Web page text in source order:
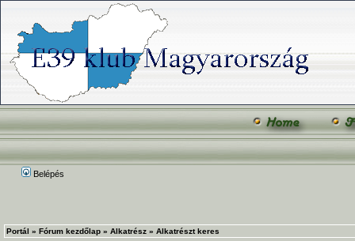
Belépés
Portál » Fórum kezdőlap » Alkatrész » Alkatrészt keres